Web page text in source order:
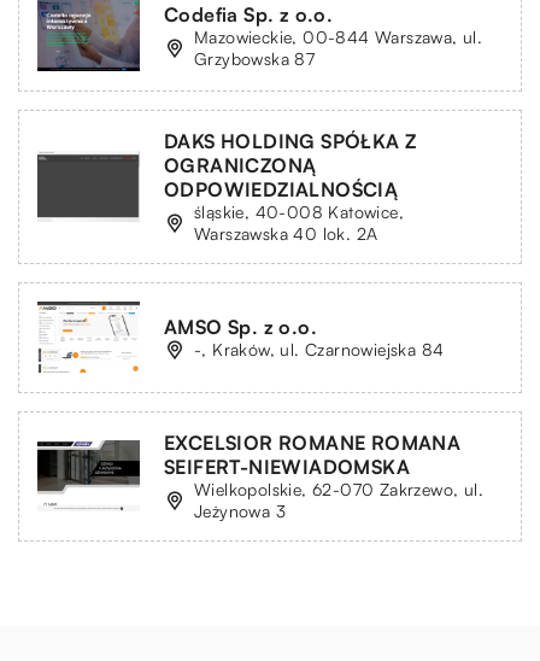
Codefia Sp. z o.o.
Mazowieckie, 00-844 Warszawa, ul.
Grzybowska 87
DAKS HOLDING SPÓŁKA Z
OGRANICZONĄ
ODPOWIEDZIALNOŚCIĄ
śląskie, 40-008 Katowice,
Warszawska 40 lok. 2A
AMSO Sp. z o.o.
-, Kraków, ul. Czarnowiejska 84
EXCELSIOR ROMANE ROMANA
SEIFERT-NIEWIADOMSKA
Wielkopolskie, 62-070 Zakrzewo, ul.
Jeżynowa 3